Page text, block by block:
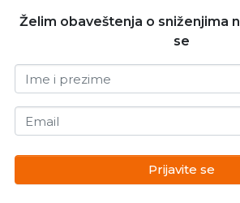
Želim obaveštenja o sniženjima
se
Ime i prezime
Email
Prijavite se